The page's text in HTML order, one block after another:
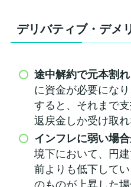
デリバティブ・デメ
途中解約で元本割れ
に資金が必要にな
すると、それまで
返戻金しか受け取
インフレに弱い場合
境下において、円
前よりも低下して